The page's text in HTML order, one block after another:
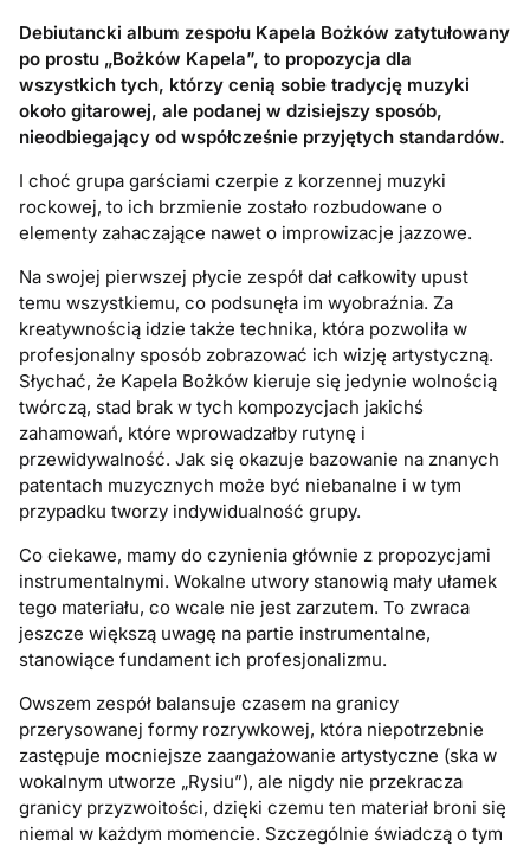
Debiutancki album zespołu Kapela Bożków zatytułowany
po prostu „Bożków Kapela”, to propozycja dla
wszystkich tych, którzy cenią sobie tradycję muzyki
około gitarowej, ale podanej w dzisiejszy sposób,
nieodbiegający od współcześnie przyjętych standardów.
I choć grupa garściami czerpie z korzennej muzyki
rockowej, to ich brzmienie zostało rozbudowane o
elementy zahaczające nawet o improwizacje jazzowe.
Na swojej pierwszej płycie zespół dał całkowity upust
temu wszystkiemu, co podsunęła im wyobraźnia. Za
kreatywnością idzie także technika, która pozwoliła w
profesjonalny sposób zobrazować ich wizję artystyczną.
Słychać, że Kapela Bożków kieruje się jedynie wolnością
twórczą, stad brak w tych kompozycjach jakichś
zahamowań, które wprowadzałby rutynę i
przewidywalność. Jak się okazuje bazowanie na znanych
patentach muzycznych może być niebanalne i w tym
przypadku tworzy indywidualność grupy.
Co ciekawe, mamy do czynienia głównie z propozycjami
instrumentalnymi. Wokalne utwory stanowią mały ułamek
tego materiału, co wcale nie jest zarzutem. To zwraca
jeszcze większą uwagę na partie instrumentalne,
stanowiące fundament ich profesjonalizmu.
Owszem zespół balansuje czasem na granicy
przerysowanej formy rozrywkowej, która niepotrzebnie
zastępuje mocniejsze zaangażowanie artystyczne (ska w
wokalnym utworze „Rysiu”), ale nigdy nie przekracza
granicy przyzwoitości, dzięki czemu ten materiał broni się
niemal w każdym momencie. Szczególnie świadczą o tym